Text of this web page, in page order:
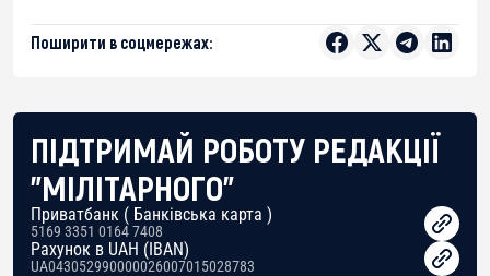
Поширити в соцмережах:
ПІДТРИМАЙ РОБОТУ РЕДАКЦІЇ
"МІЛІТАРНОГО"
Приватбанк ( Банківська карта )
5169 3351 0164 7408
Рахунок в UAH (IBAN)
UA043052990000026007015028783